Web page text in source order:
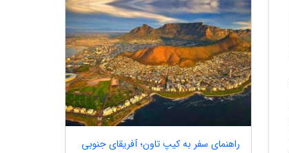
راهنمای سفر به کیپ تاون؛ آفریقای جنوبی